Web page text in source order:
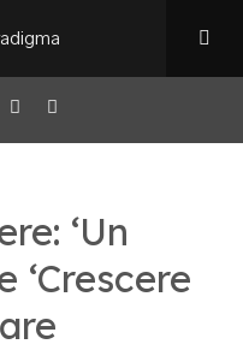
‘Un
‘Crescere